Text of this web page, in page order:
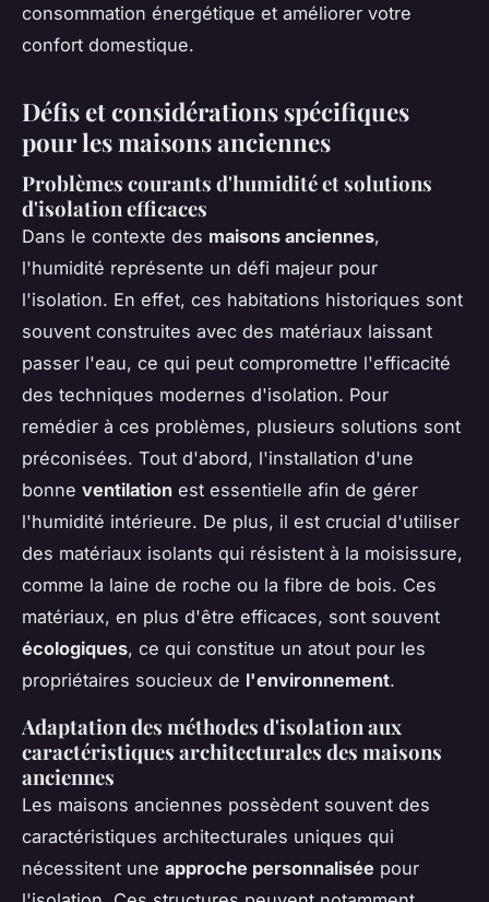
consommation énergétique et améliorer votre
confort domestique.
Défis et considérations spécifiques
pour les maisons anciennes
Problèmes courants d'humidité et solutions
d'isolation efficaces
Dans le contexte des maisons anciennes,
l'humidité représente un défi majeur pour
l'isolation. En effet, ces habitations historiques sont
souvent construites avec des matériaux laissant
passer l'eau, ce qui peut compromettre l'efficacité
des techniques modernes d'isolation. Pour
remédier à ces problèmes, plusieurs solutions sont
préconisées. Tout d'abord, l'installation d'une
bonne ventilation est essentielle afin de gérer
l'humidité intérieure. De plus, il est crucial d'utiliser
des matériaux isolants qui résistent à la moisissure,
comme la laine de roche ou la fibre de bois. Ces
matériaux, en plus d'être efficaces, sont souvent
écologiques, ce qui constitue un atout pour les
propriétaires soucieux de l'environnement.
Adaptation des méthodes d'isolation aux
caractéristiques architecturales des maisons
anciennes
Les maisons anciennes possèdent souvent des
caractéristiques architecturales uniques qui
nécessitent une approche personnalisée pour